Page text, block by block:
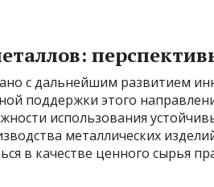
с дальнейшим развитием
поддержки этого
использования
металлических
в качестве ценного сырья